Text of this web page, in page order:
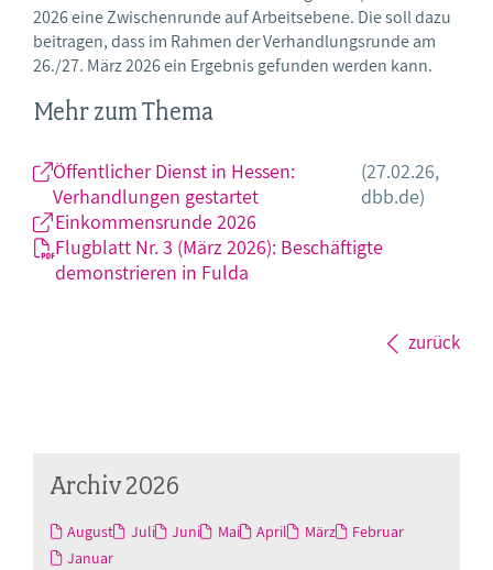
2026 eine Zwischenrunde auf Arbeitsebene. Die soll dazu
beitragen, dass im Rahmen der Verhandlungsrunde am
26./27. März 2026 ein Ergebnis gefunden werden kann.
Mehr zum Thema
Öffentlicher Dienst in Hessen:
Verhandlungen gestartet
(27.02.26,
dbb.de)
Einkommensrunde 2026
Flugblatt Nr. 3 (März 2026): Beschäftigte
demonstrieren in Fulda
zurück
Archiv 2026
August Juli Juni Mai April März
Februar
Januar